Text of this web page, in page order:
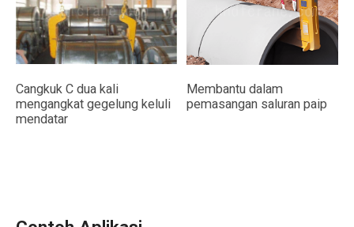
Cangkuk C dua kali
mengangkat gegelung keluli
mendatar
Membantu dalam
pemasangan saluran paip